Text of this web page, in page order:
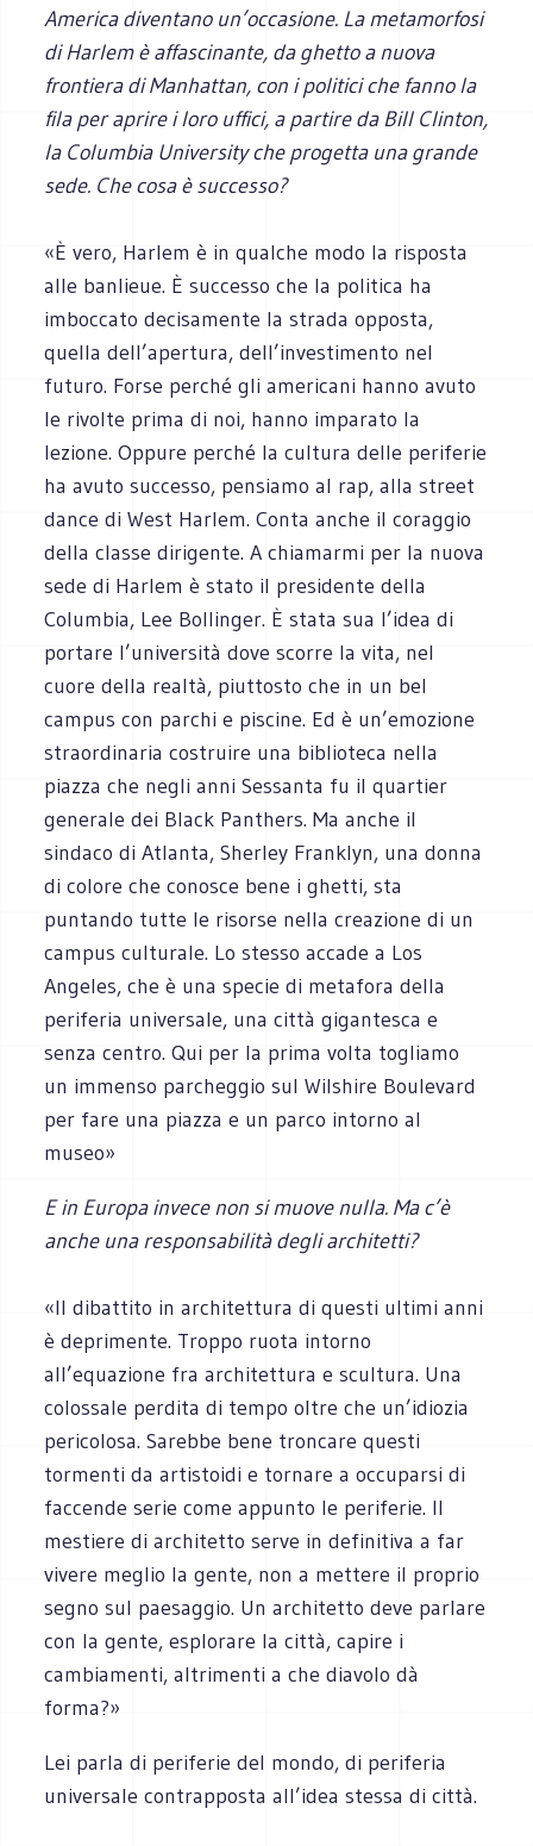
America diventano un’occasione. La metamorfosi
di Harlem è affascinante, da ghetto a nuova
frontiera di Manhattan, con i politici che fanno la
fila per aprire i loro uffici, a partire da Bill Clinton,
la Columbia University che progetta una grande
sede. Che cosa è successo?
«È vero, Harlem è in qualche modo la risposta
alle banlieue. È successo che la politica ha
imboccato decisamente la strada opposta,
quella dell’apertura, dell’investimento nel
futuro. Forse perché gli americani hanno avuto
le rivolte prima di noi, hanno imparato la
lezione. Oppure perché la cultura delle periferie
ha avuto successo, pensiamo al rap, alla street
dance di West Harlem. Conta anche il coraggio
della classe dirigente. A chiamarmi per la nuova
sede di Harlem è stato il presidente della
Columbia, Lee Bollinger. È stata sua l’idea di
portare l’università dove scorre la vita, nel
cuore della realtà, piuttosto che in un bel
campus con parchi e piscine. Ed è un’emozione
straordinaria costruire una biblioteca nella
piazza che negli anni Sessanta fu il quartier
generale dei Black Panthers. Ma anche il
sindaco di Atlanta, Sherley Franklyn, una donna
di colore che conosce bene i ghetti, sta
puntando tutte le risorse nella creazione di un
campus culturale. Lo stesso accade a Los
Angeles, che è una specie di metafora della
periferia universale, una città gigantesca e
senza centro. Qui per la prima volta togliamo
un immenso parcheggio sul Wilshire Boulevard
per fare una piazza e un parco intorno al
museo»
E in Europa invece non si muove nulla. Ma c’è
anche una responsabilità degli architetti?
«Il dibattito in architettura di questi ultimi anni
è deprimente. Troppo ruota intorno
all’equazione fra architettura e scultura. Una
colossale perdita di tempo oltre che un’idiozia
pericolosa. Sarebbe bene troncare questi
tormenti da artistoidi e tornare a occuparsi di
faccende serie come appunto le periferie. Il
mestiere di architetto serve in definitiva a far
vivere meglio la gente, non a mettere il proprio
segno sul paesaggio. Un architetto deve parlare
con la gente, esplorare la città, capire i
cambiamenti, altrimenti a che diavolo dà
forma?»
Lei parla di periferie del mondo, di periferia
universale contrapposta all’idea stessa di città.